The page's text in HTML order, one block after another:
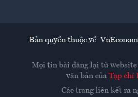
Bản quyền thuộc về
Mọi tin bài đăng lại từ website
văn bản của Tạp chí
Các trang liên kết ra